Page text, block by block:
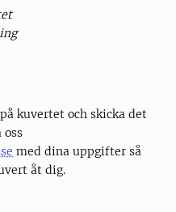
kuvertet och skicka det
med dina uppgifter så
åt dig.